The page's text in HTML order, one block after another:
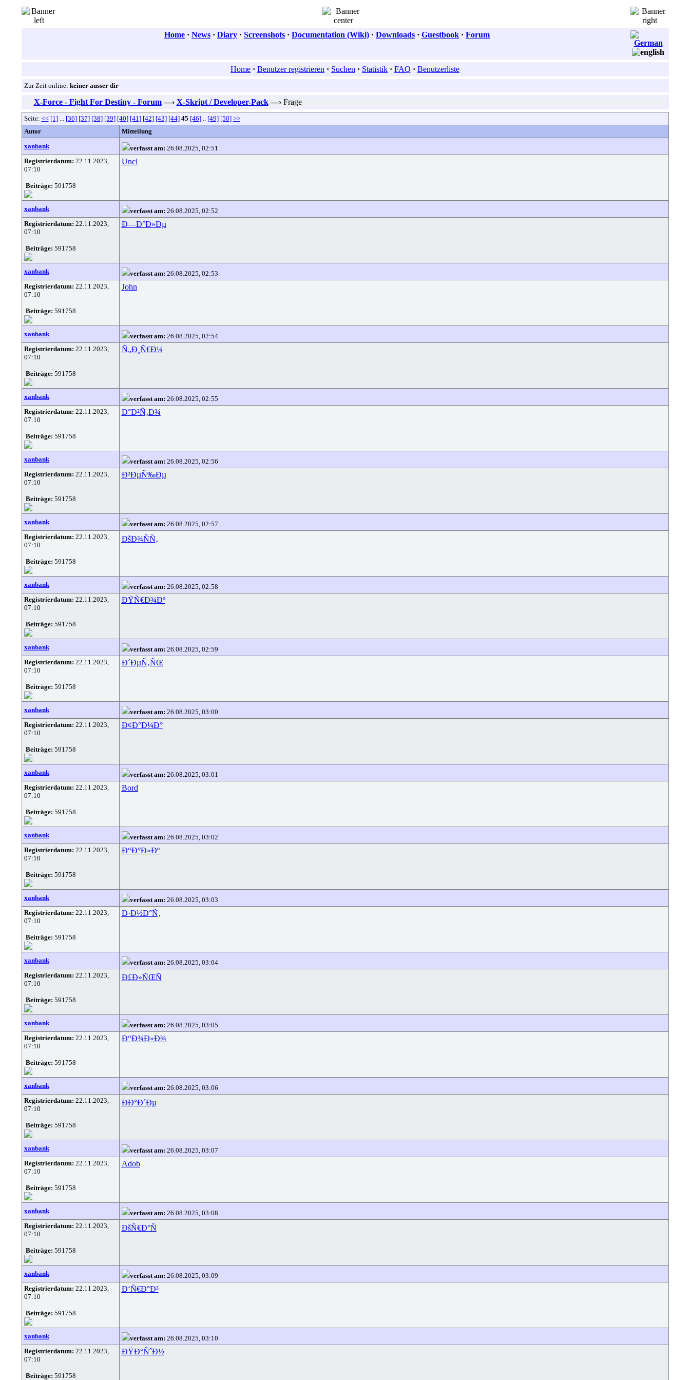
Home · News · Diary · Screenshots · Documentation (Wiki) · Downloads · Guestbook · Forum
Home · Benutzer registrieren · Suchen · Statistik · FAQ · Benutzerliste
Zur Zeit online: keiner ausser dir
X-Force - Fight For Destiny - Forum —› X-Skript / Developer-Pack —›Frage
Seite: << [1]... [36] [37] [38] [39] [40] [41] [42] [43] [44] 45 [46].. [49] [50] >>
Autor
Mitteilung
xanbank
verfasst am: 26.08.2025, 02:51
Registrierdatum: 22.11.2023,
07:10
Beiträge: 591758
Uncl
xanbank verfasst am: 26.08.2025, 02:52
Registrierdatum: 22.11.2023,
07:10
Beiträge: 591758
Ð—Ð°Ð»Ðµ
xanbank verfasst am: 26.08.2025, 02:53
Registrierdatum: 22.11.2023,
07:10
Beiträge: 591758
John
xanbank verfasst am: 26.08.2025, 02:54
Registrierdatum: 22.11.2023,
07:10
Beiträge: 591758
Ñ„Ð¸Ñ€Ð¼
xanbank verfasst am: 26.08.2025, 02:55
Registrierdatum: 22.11.2023,
07:10
Beiträge: 591758
Ð°Ð²Ñ‚Ð¾
xanbank verfasst am: 26.08.2025, 02:56
Registrierdatum: 22.11.2023,
07:10
Beiträge: 591758
Ð²ÐµÑ‰Ðµ
xanbank verfasst am: 26.08.2025, 02:57
Registrierdatum: 22.11.2023,
07:10
Beiträge: 591758
ÐšÐ¾ÑÑ‚
xanbank verfasst am: 26.08.2025, 02:58
Registrierdatum: 22.11.2023,
07:10
Beiträge: 591758
ÐŸÑ€Ð¾Ðº
xanbank verfasst am: 26.08.2025, 02:59
Registrierdatum: 22.11.2023,
07:10
Beiträge: 591758
Ð´ÐµÑ‚ÑŒ
xanbank verfasst am: 26.08.2025, 03:00
Registrierdatum: 22.11.2023,
07:10
Beiträge: 591758
Ð¢Ð°Ð¼Ð°
xanbank verfasst am: 26.08.2025, 03:01
Registrierdatum: 22.11.2023,
07:10
Beiträge: 591758
Bord
xanbank verfasst am: 26.08.2025, 03:02
Registrierdatum: 22.11.2023,
07:10
Beiträge: 591758
Ð“Ð°Ð»Ðº
xanbank verfasst am: 26.08.2025, 03:03
Registrierdatum: 22.11.2023,
07:10
Beiträge: 591758
Ð·Ð½Ð°Ñ‚
xanbank verfasst am: 26.08.2025, 03:04
Registrierdatum: 22.11.2023,
07:10
Beiträge: 591758
Ð£Ð»ÑŒÑ
xanbank verfasst am: 26.08.2025, 03:05
Registrierdatum: 22.11.2023,
07:10
Beiträge: 591758
Ð“Ð¾Ð»Ð¾
xanbank verfasst am: 26.08.2025, 03:06
Registrierdatum: 22.11.2023,
07:10
Beiträge: 591758
ÐÐ°Ð´Ðµ
xanbank verfasst am: 26.08.2025, 03:07
Registrierdatum: 22.11.2023,
07:10
Beiträge: 591758
Adob
xanbank verfasst am: 26.08.2025, 03:08
Registrierdatum: 22.11.2023,
07:10
Beiträge: 591758
ÐšÑ€Ð°Ñ
xanbank verfasst am: 26.08.2025, 03:09
Registrierdatum: 22.11.2023,
07:10
Beiträge: 591758
Ð‘Ñ€Ð°Ð³
xanbank verfasst am: 26.08.2025, 03:10
Registrierdatum: 22.11.2023,
07:10
Beiträge: 591758
ÐŸÐ°ÑˆÐ½